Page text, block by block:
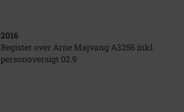
2016
Register over Arne Majvang A3256 inkl.
personoversigt 02.9